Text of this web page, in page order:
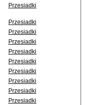
Przesiadki
Przesiadki
Przesiadki
Przesiadki
Przesiadki
Przesiadki
Przesiadki
Przesiadki
Przesiadki
Przesiadki